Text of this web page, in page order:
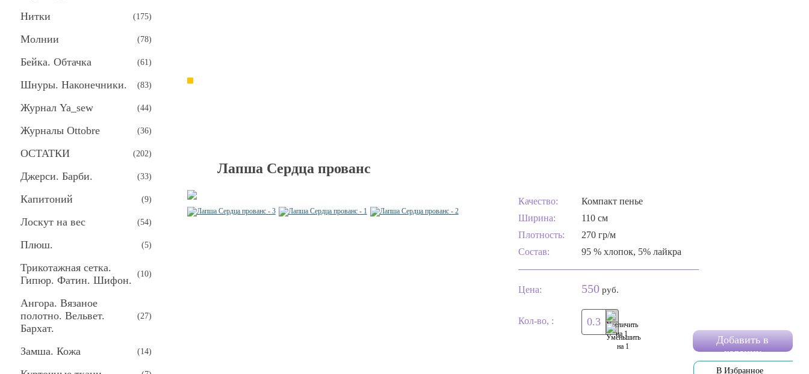
Нитки (175)
Молнии (78)
Бейка. Обтачка (61)
Шнуры. Наконечники. (83)
Журнал Ya_sew (44)
Журналы Ottobre (36)
ОСТАТКИ (202)
Джерси. Барби. (33)
Капитоний (9)
Лоскут на вес (54)
Плюш. (5)
Трикотажная сетка.
Гипюр. Фатин. Шифон.
(10)
Ангора. Вязаное
полотно. Вельвет.
Бархат.
(27)
Замша. Кожа (14)
Лапша Сердца прованс
Качество:
Компакт пенье
Ширина:
110 см
Плотность:
270 гр/м
Состав:
95 % хлопок, 5% лайкра
Цена: 550руб.
Кол-во, :
Добавить в
корзину
В Избранное